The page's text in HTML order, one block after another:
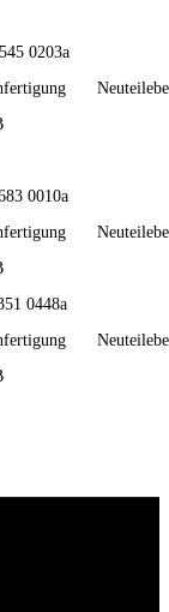
0203a
0010a
0448a